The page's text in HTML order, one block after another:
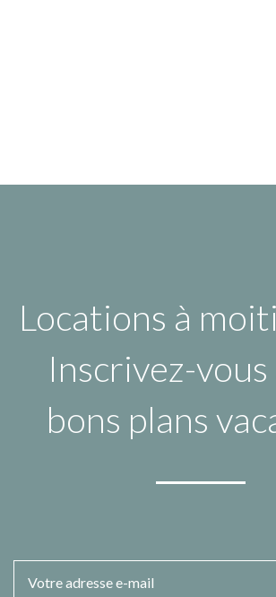
Locations à
Inscrivez-vous
bons plans